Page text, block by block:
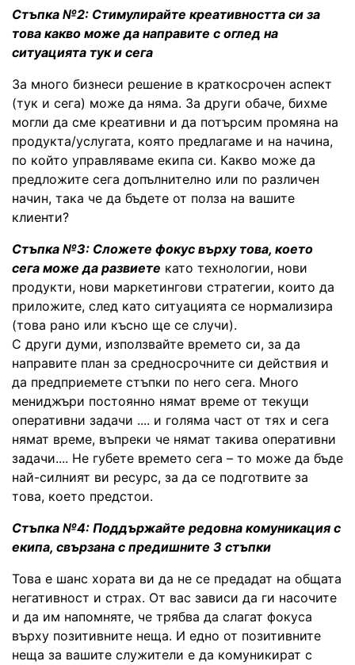
Стъпка №2: Стимулирайте креативността си за
това какво може да направите с оглед на
ситуацията тук и сега
За много бизнеси решение в краткосрочен аспект
(тук и сега) може да няма. За други обаче, бихме
могли да сме креативни и да потърсим промяна на
продукта/услугата, която предлагаме и на начина,
по който управляваме екипа си. Какво може да
предложите сега допълнително или по различен
начин, така че да бъдете от полза на вашите
клиенти?
Стъпка №3: Сложете фокус върху това, което
сега може да развиете като технологии, нови
продукти, нови маркетингови стратегии, които да
приложите, след като ситуацията се нормализира
(това рано или късно ще се случи).
С други думи, използвайте времето си, за да
направите план за средносрочните си действия и
да предприемете стъпки по него сега. Много
мениджъри постоянно нямат време от текущи
оперативни задачи .... и голяма част от тях и сега
нямат време, въпреки че нямат такива оперативни
задачи.... Не губете времето сега – то може да бъде
най-силният ви ресурс, за да се подготвите за
това, което предстои.
Стъпка №4: Поддържайте редовна комуникация с
екипа, свързана с предишните 3 стъпки
Това е шанс хората ви да не се предадат на общата
негативност и страх. От вас зависи да ги насочите
и да им напомняте, че трябва да слагат фокуса
върху позитивните неща. И едно от позитивните
неща за вашите служители е да комуникират с